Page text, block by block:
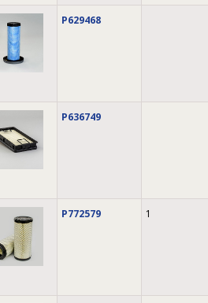
P629468
P636749
P772579 1